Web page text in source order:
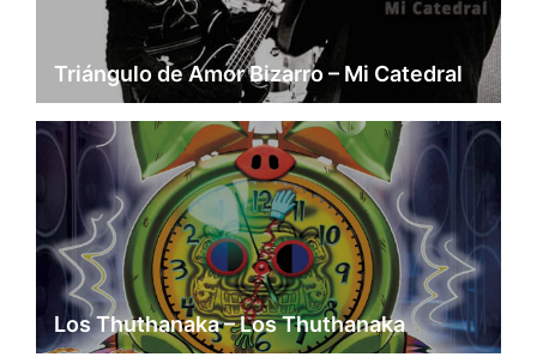
Triángulo de Amor Bizarro – Mi Catedral
Los Thuthanaka – Los Thuthanaka